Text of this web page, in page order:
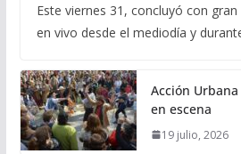
Este viernes 31, concluyó con
en vivo desde el mediodía y
Acción
en escena
19 julio, 2026